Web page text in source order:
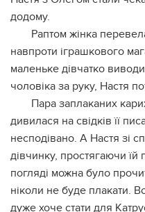
додому.
Раптом жінка
навпроти іграшкового
маленьке дівчатко
чоловіка за руку, Настя
Пара заплаканих
дивилася на свідків її
несподівано. А Настя зі
дівчинку, простягаючи
погляді можна було
ніколи не буде плакати.
дуже хоче стати для